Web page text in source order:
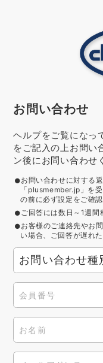
お問い合わせ
ヘルプをご覧になっ
をご記入の上お問い
ン後にお問い合わせ
お問い合わせに対する
「plusmember.jp」を
の前に必ず設定をご確認
ご回答には数日～1週間
お客様のご連絡先やお
い場合、ご回答が遅れ